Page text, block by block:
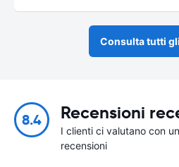
Consulta tutti
8.4 Recensioni
I clienti ci valutano con
recensioni